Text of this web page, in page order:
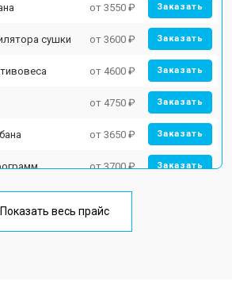
от 3550 ₽ Заказать
сушки от 3600 ₽ Заказать
от 4600 ₽ Заказать
от 4750 ₽ Заказать
от 3650 ₽ Заказать
от 3700 ₽ Заказать
от 2800 ₽
Показать весь прайс